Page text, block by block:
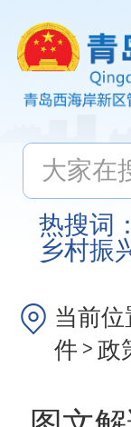
热搜词：
乡村振
当前位
件 > 政